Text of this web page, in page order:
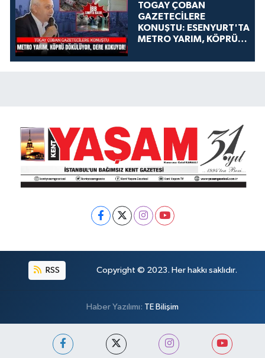
TOGAY ÇOBAN
GAZETECİLERE
KONUŞTU: ESENYURT'TA
METRO YARIM, KÖPRÜ
KOKUYOR!
RSS Copyright © 2023. Her hakkı saklıdır.
Haber Yazılımı: TE Bilişim